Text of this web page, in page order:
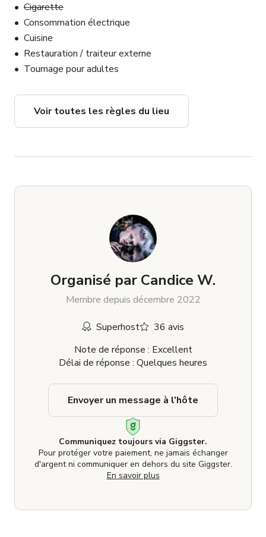
Cigarette
Consommation électrique
Cuisine
Restauration / traiteur externe
Tournage pour adultes
Voir toutes les règles du lieu
Organisé par Candice W.
Membre depuis décembre 2022
Superhost
36 avis
Note de réponse : Excellent
Délai de réponse : Quelques heures
Communiquez toujours via Giggster.
Pour protéger votre paiement, ne jamais échanger
d'argent ni communiquer en dehors du site Giggster.
En savoir plus
Envoyer un message à l'hôte